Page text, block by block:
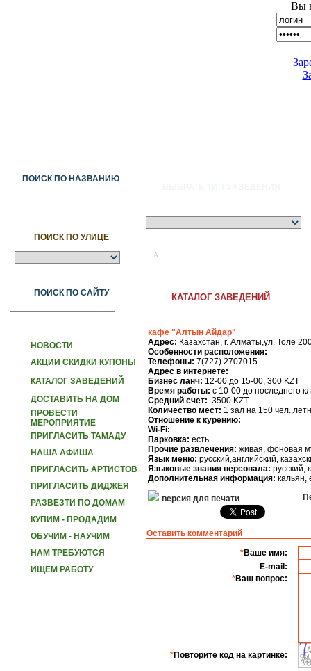
Вы
ПОИСК ПО НАЗВАНИЮ
ПОИСК ПО УЛИЦЕ
ПОИСК ПО САЙТУ
НОВОСТИ
АКЦИИ СКИДКИ КУПОНЫ
КАТАЛОГ ЗАВЕДЕНИЙ
ДОСТАВИТЬ НА ДОМ
ПРОВЕСТИ
МЕРОПРИЯТИЕ
ПРИГЛАСИТЬ ТАМАДУ
НАША АФИША
ПРИГЛАСИТЬ АРТИСТОВ
ПРИГЛАСИТЬ ДИДЖЕЯ
РАЗВЕЗТИ ПО ДОМАМ
КУПИМ - ПРОДАДИМ
ОБУЧИМ - НАУЧИМ
НАМ ТРЕБУЮТСЯ
ИЩЕМ РАБОТУ
A
КАТАЛОГ ЗАВЕДЕНИЙ
кафе "Алтын Айдар"
Адрес: Казахстан, г. Алматы,ул. Толе
Особенности расположения:
Телефоны: 7(727) 2707015
Адрес в интернете:
Бизнес ланч: 12-00 до 15-00, 300 KZT
Время работы: с 10-00 до последнего
Средний счет: 3500 KZT
Количество мест: 1 зал на 150
Отношение к курению:
Wi-Fi:
Парковка: есть
Прочие развлечения: живая, фоновая
Язык меню: русский,английский,
Языковые знания персонала: русский,
Дополнительная информация: кальян,
версия для печати
Оставить комментарий
*Ваше имя:
E-mail:
*Ваш вопрос:
*Повторите код на картинке: